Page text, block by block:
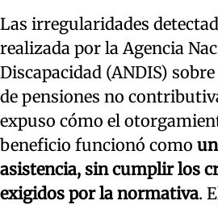
Las irregularidades
realizada por la Agencia
Discapacidad (ANDIS)
de pensiones no
expuso cómo el
beneficio funcionó como
asistencia, sin cumplir los
exigidos por la normativa.